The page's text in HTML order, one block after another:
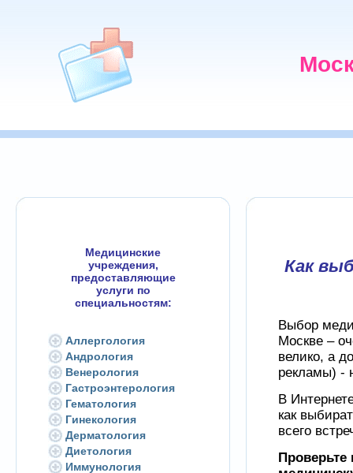
Медицинские
учреждения,
предоставляющие
услуги по
специальностям:
Аллергология
Андрология
Венерология
Гастроэнтерология
Гематология
Гинекология
Дерматология
Диетология
Иммунология
Как
Выбор
Москве –
велико, а
рекламы) -
В
как
всего
Проверьте